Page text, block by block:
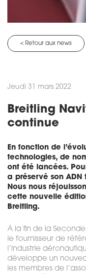
< Retour aux news
Jeudi 31 mars 2022
Breitling
continue
En fonction de
technologies, de
ont été lancées.
a préservé son ADN
Nous nous
cette nouvelle
Breitling.
À la fin de la
le fournisseur de
l’industrie
développe un
les membres de